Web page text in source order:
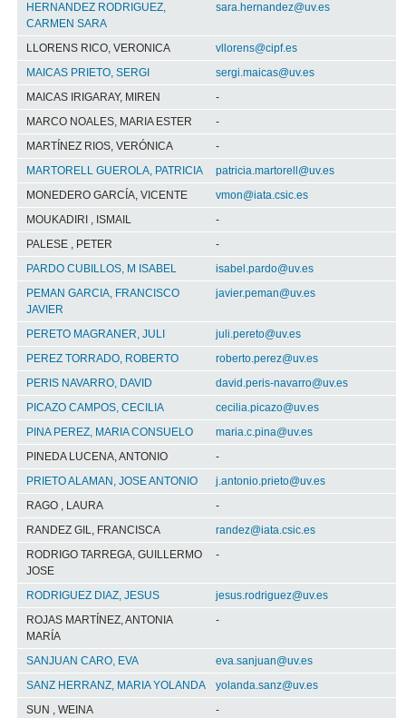
HERNANDEZ RODRIGUEZ,
CARMEN SARA
sara.hernandez@uv.es
LLORENS RICO, VERONICA
vllorens@cipf.es
MAICAS PRIETO, SERGI
sergi.maicas@uv.es
MAICAS IRIGARAY, MIREN
-
MARCO NOALES, MARIA ESTER
-
MARTÍNEZ RIOS, VERÓNICA
-
MARTORELL GUEROLA, PATRICIA
patricia.martorell@uv.es
MONEDERO GARCÍA, VICENTE
vmon@iata.csic.es
MOUKADIRI , ISMAIL
-
PALESE , PETER
-
PARDO CUBILLOS, M ISABEL
isabel.pardo@uv.es
PEMAN GARCIA, FRANCISCO
JAVIER
javier.peman@uv.es
PERETO MAGRANER, JULI
juli.pereto@uv.es
PEREZ TORRADO, ROBERTO
roberto.perez@uv.es
PERIS NAVARRO, DAVID
david.peris-navarro@uv.es
PICAZO CAMPOS, CECILIA
cecilia.picazo@uv.es
PINA PEREZ, MARIA CONSUELO
maria.c.pina@uv.es
PINEDA LUCENA, ANTONIO
-
PRIETO ALAMAN, JOSE ANTONIO
j.antonio.prieto@uv.es
RAGO , LAURA
-
RANDEZ GIL, FRANCISCA
randez@iata.csic.es
RODRIGO TARREGA, GUILLERMO
JOSE
-
RODRIGUEZ DIAZ, JESUS
jesus.rodriguez@uv.es
ROJAS MARTÍNEZ, ANTONIA
MARÍA
-
SANJUAN CARO, EVA
eva.sanjuan@uv.es
SANZ HERRANZ, MARIA YOLANDA
yolanda.sanz@uv.es
SUN , WEINA
-